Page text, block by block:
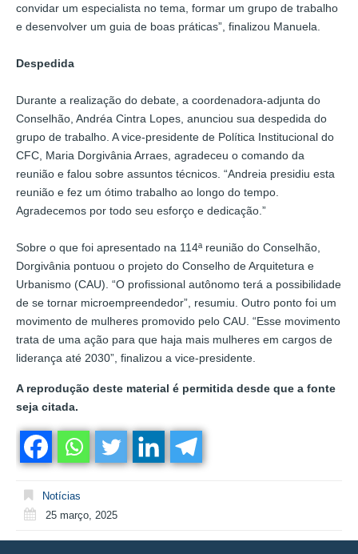
convidar um especialista no tema, formar um grupo de trabalho
e desenvolver um guia de boas práticas”, finalizou Manuela.
Despedida
Durante a realização do debate, a coordenadora-adjunta do
Conselhão, Andréa Cintra Lopes, anunciou sua despedida do
grupo de trabalho. A vice-presidente de Política Institucional do
CFC, Maria Dorgivânia Arraes, agradeceu o comando da
reunião e falou sobre assuntos técnicos. “Andreia presidiu esta
reunião e fez um ótimo trabalho ao longo do tempo.
Agradecemos por todo seu esforço e dedicação.”
Sobre o que foi apresentado na 114ª reunião do Conselhão,
Dorgivânia pontuou o projeto do Conselho de Arquitetura e
Urbanismo (CAU). “O profissional autônomo terá a possibilidade
de se tornar microempreendedor”, resumiu. Outro ponto foi um
movimento de mulheres promovido pelo CAU. “Esse movimento
trata de uma ação para que haja mais mulheres em cargos de
liderança até 2030”, finalizou a vice-presidente.
A reprodução deste material é permitida desde que a fonte
seja citada.
Notícias
25 março, 2025